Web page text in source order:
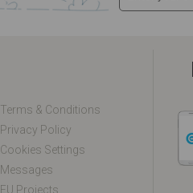
Terms & Conditions
Privacy Policy
Cookies Settings
Messages
EU Projects